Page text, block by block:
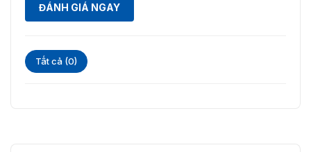
ĐÁNH GIÁ NGAY
Tất cả (0)